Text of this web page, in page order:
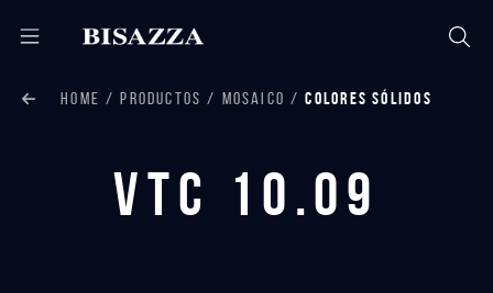
HOME PRODUCTOS MOSAICO COLORES SÓLIDOS
VTC 10.09